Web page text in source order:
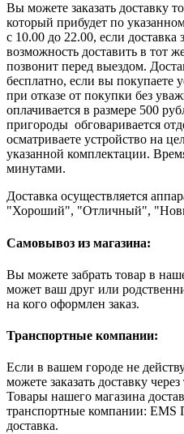
Вы можете заказать доставку
который прибудет по
с 10.00 до 22.00, если доставка
возможность доставить в тот
позвонит перед выездом.
бесплатно, если вы покупаете
при отказе от покупки без
оплачивается в размере 500
пригороды обговаривается
осматриваете устройство на
указанной комплектации.
минутами.
Доставка осуществляется
"Хороший", "Отличный",
Самовывоз из магазина:
Вы можете забрать товар в
может ваш друг или
на кого оформлен заказ.
Транспортные компании:
Если в вашем городе не
можете заказать доставку
Товары нашего магазина
транспортные компании:
доставка.